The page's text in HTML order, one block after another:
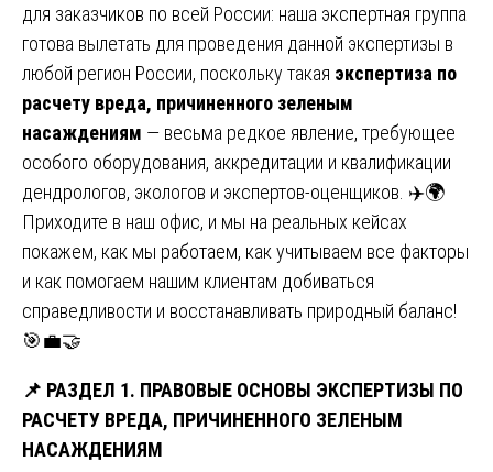
для заказчиков по всей России: наша экспертная группа
готова вылетать для проведения данной экспертизы в
любой регион России, поскольку такая экспертиза по
расчету вреда, причиненного зеленым
насаждениям — весьма редкое явление, требующее
особого оборудования, аккредитации и квалификации
дендрологов, экологов и экспертов-оценщиков. ✈️🌍
Приходите в наш офис, и мы на реальных кейсах
покажем, как мы работаем, как учитываем все факторы
и как помогаем нашим клиентам добиваться
справедливости и восстанавливать природный баланс!
🎯💼🤝
📌 РАЗДЕЛ 1. ПРАВОВЫЕ ОСНОВЫ ЭКСПЕРТИЗЫ ПО
РАСЧЕТУ ВРЕДА, ПРИЧИНЕННОГО ЗЕЛЕНЫМ
НАСАЖДЕНИЯМ